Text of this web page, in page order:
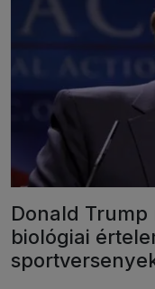
Donald
biológiai